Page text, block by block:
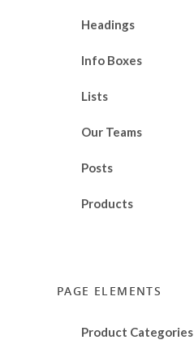
Headings
Info Boxes
Lists
Our Teams
Posts
Products
PAGE ELEMENTS
Product Categories